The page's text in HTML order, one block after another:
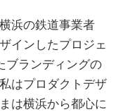
浜の鉄道事業者
インしたプロジェ
ブランディングの
はプロダクトデザ
は横浜から都心に